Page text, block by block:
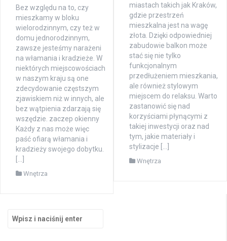
miastach takich jak Kraków,
gdzie przestrzeń
mieszkalna jest na wagę
złota. Dzięki odpowiedniej
zabudowie balkon może
stać się nie tylko
funkcjonalnym
przedłużeniem mieszkania,
ale również stylowym
miejscem do relaksu. Warto
zastanowić się nad
korzyściami płynącymi z
takiej inwestycji oraz nad
tym, jakie materiały i
stylizacje […]
Wnętrza
Bez względu na to, czy
mieszkamy w bloku
wielorodzinnym, czy też w
domu jednorodzinnym,
zawsze jesteśmy narażeni
na włamania i kradzieże. W
niektórych miejscowościach
w naszym kraju są one
zdecydowanie częstszym
zjawiskiem niż w innych, ale
bez wątpienia zdarzają się
wszędzie. zaczep okienny
Każdy z nas może więc
paść ofiarą włamania i
kradzieży swojego dobytku.
Wnętrza